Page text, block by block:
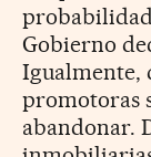
Gobierno
Igualmente,
promotoras
abandonar.